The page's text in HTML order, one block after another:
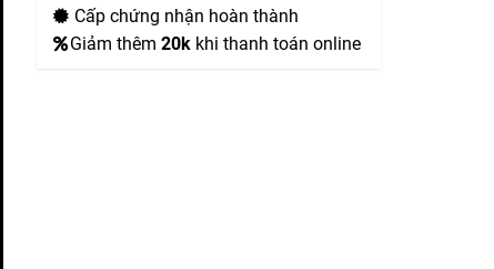
Cấp chứng nhận hoàn thành
Giảm thêm 20k khi thanh toán online